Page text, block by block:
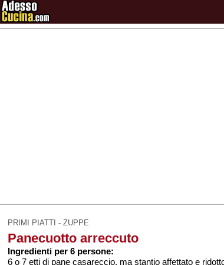
PRIMI PIATTI - ZUPPE
Panecuotto arreccuto
Ingredienti per 6 persone:
6 o 7 etti di pane casareccio, ma stantio affettato e